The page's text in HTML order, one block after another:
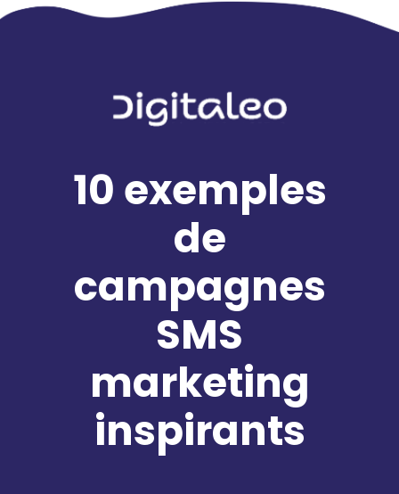
10 exemples
de
campagnes
SMS
marketing
inspirants